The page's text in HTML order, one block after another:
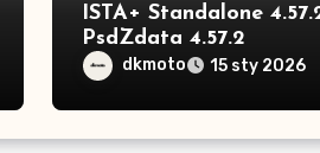
ISTA+ Standalone
PsdZdata 4.57.2
dkmoto 15 sty 2026